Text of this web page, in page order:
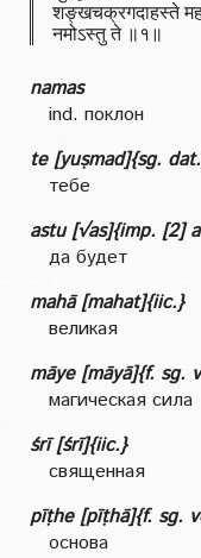
शङ्खचक्रगदाहस्ते
नमोऽस्तु ते ॥१॥
namas
ind. поклон
te [yuṣmad]{sg.
тебе
astu [√as]{imp. [2]
да будет
mahā [mahat]{iic.}
великая
māye [māyā]{f. sg.
магическая сила
śrī [śrī]{iic.}
священная
pīṭhe [pīṭhā]{f. sg.
основа